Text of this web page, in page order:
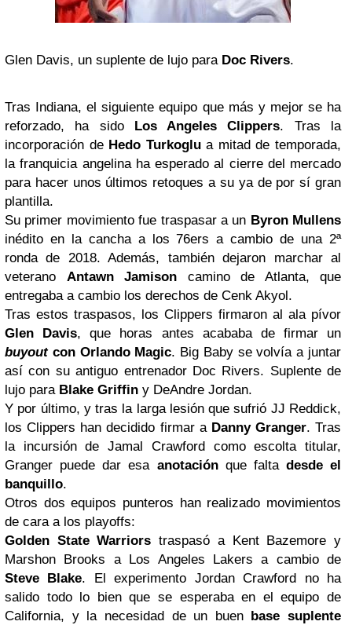
Glen Davis, un suplente de lujo para Doc Rivers.
Tras Indiana, el siguiente equipo que más y mejor se ha
reforzado, ha sido Los Angeles Clippers. Tras la
incorporación de Hedo Turkoglua mitad de temporada,
la franquicia angelina ha esperado al cierre del mercado
para hacer unos últimos retoques a su ya de por sí gran
plantilla.
Su primer movimiento fue traspasar a un ByronMullens
inédito en la cancha a los 76ers a cambio de una 2ª
ronda de 2018. Además, también dejaron marchar al
veterano Antawn Jamison camino de Atlanta, que
entregaba a cambio los derechos de Cenk Akyol.
Tras estos traspasos, los Clippers firmaron al ala pívor
Glen Davis, que horas antes acababa de firmar un
buyoutcon Orlando Magic. Big Baby se volvía a juntar
así con su antiguo entrenador Doc Rivers. Suplente de
lujo para Blake Griffin y DeAndre Jordan.
Y por último, y tras la larga lesión que sufrió JJ Reddick,
los Clippers han decidido firmar a Danny Granger. Tras
la incursión de Jamal Crawford como escolta titular,
Granger puede dar esa anotaciónque falta desde el
banquillo.
Otros dos equipos punteros han realizado movimientos
de cara a los playoffs:
Golden State Warriors traspasó a Kent Bazemore y
Marshon Brooks a Los Angeles Lakers a cambio de
Steve Blake. El experimento Jordan Crawford no ha
salido todo lo bien que se esperaba en el equipo de
California, y la necesidad de un buen base suplente